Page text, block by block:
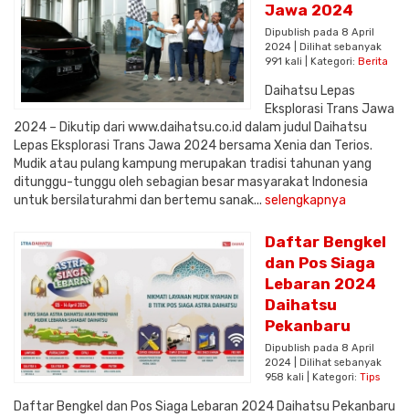
Jawa 2024
Dipublish pada 8 April
2024 | Dilihat sebanyak
991 kali | Kategori: Berita
Daihatsu Lepas
Eksplorasi Trans Jawa
2024 – Dikutip dari www.daihatsu.co.id dalam judul Daihatsu
Lepas Eksplorasi Trans Jawa 2024 bersama Xenia dan Terios.
Mudik atau pulang kampung merupakan tradisi tahunan yang
ditunggu-tunggu oleh sebagian besar masyarakat Indonesia
untuk bersilaturahmi dan bertemu sanak... selengkapnya
Daftar Bengkel
dan Pos Siaga
Lebaran 2024
Daihatsu
Pekanbaru
Dipublish pada 8 April
2024 | Dilihat sebanyak
958 kali | Kategori: Tips
Daftar Bengkel dan Pos Siaga Lebaran 2024 Daihatsu Pekanbaru